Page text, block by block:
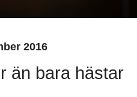
2016
än bara hästar